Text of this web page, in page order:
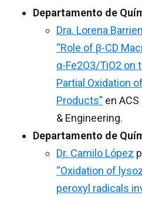
Departamento de
Dra. Lorena
“Role of β-CD
α-Fe2O3/TiO2 on
Partial Oxidation
Products” en
& Engineering.
Departamento de
Dr. Camilo López
“Oxidation of
peroxyl radicals